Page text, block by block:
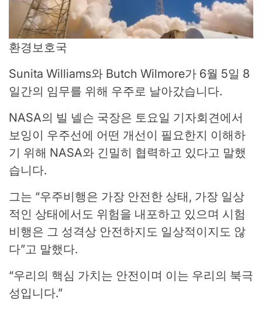
환경보호국
Sunita Williams와 Butch Wilmore가 6월 5일 8
일간의 임무를 위해 우주로 날아갔습니다.
NASA의 빌 넬슨 국장은 토요일 기자회견에서
보잉이 우주선에 어떤 개선이 필요한지 이해하
기 위해 NASA와 긴밀히 협력하고 있다고 말했
습니다.
그는 “우주비행은 가장 안전한 상태, 가장 일상
적인 상태에서도 위험을 내포하고 있으며 시험
비행은 그 성격상 안전하지도 일상적이지도 않
다”고 말했다.
“우리의 핵심 가치는 안전이며 이는 우리의 북극
성입니다.”